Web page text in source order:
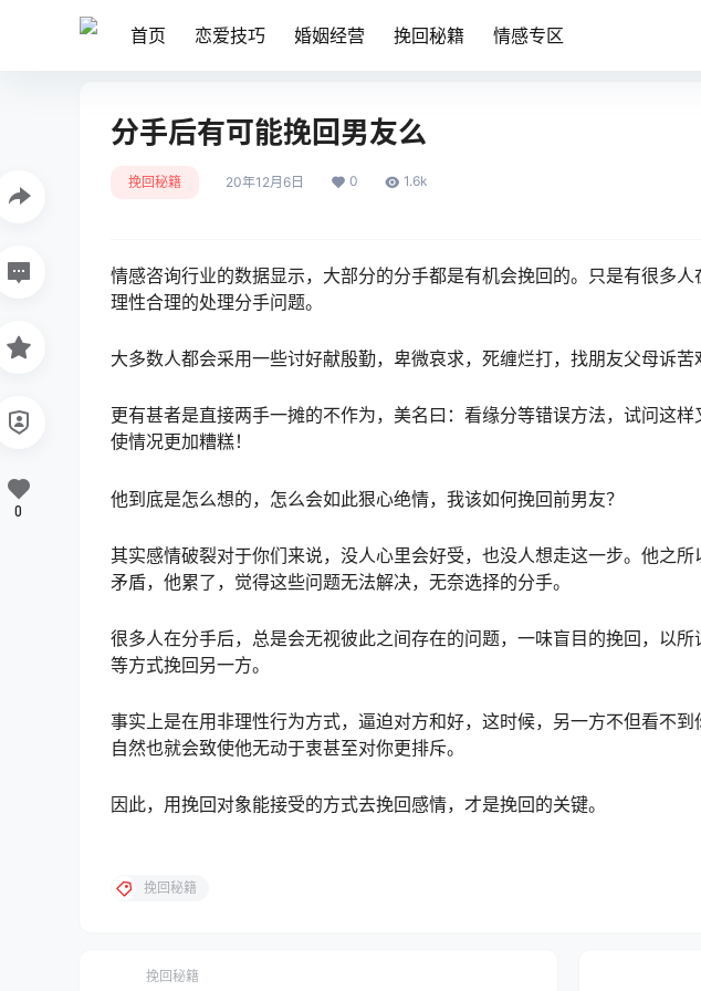
首页 恋爱技巧 婚姻经营 挽回秘籍 情感专区
分手后有可能挽回男友么
挽回秘籍 20年12月6日 0 1.6k
情感咨询行业的数据显示，大部分的分手都是有机会挽回的。只是有很多
理性合理的处理分手问题。
大多数人都会采用一些讨好献殷勤，卑微哀求，死缠烂打，找朋友父母诉苦
更有甚者是直接两手一摊的不作为，美名曰：看缘分等错误方法，试问这
使情况更加糟糕！
他到底是怎么想的，怎么会如此狠心绝情，我该如何挽回前男友？
其实感情破裂对于你们来说，没人心里会好受，也没人想走这一步。他之
矛盾，他累了，觉得这些问题无法解决，无奈选择的分手。
很多人在分手后，总是会无视彼此之间存在的问题，一味盲目的挽回，以所
等方式挽回另一方。
事实上是在用非理性行为方式，逼迫对方和好，这时候，另一方不但看不到
自然也就会致使他无动于衷甚至对你更排斥。
因此，用挽回对象能接受的方式去挽回感情，才是挽回的关键。
0
挽回秘籍
挽回秘籍